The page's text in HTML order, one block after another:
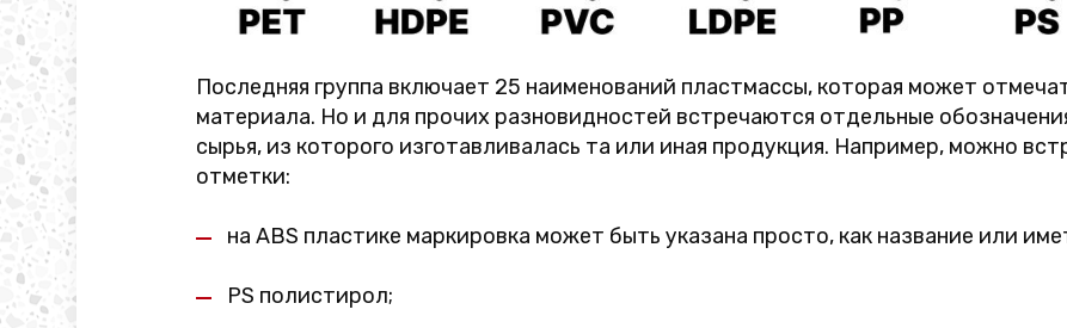
Последняя группа включает 25 наименований пластмассы, которая может
материала. Но и для прочих разновидностей встречаются отдельные
сырья, из которого изготавливалась та или иная продукция. Например, можно
отметки:
на ABS пластике маркировка может быть указана просто, как название или
PS полистирол;